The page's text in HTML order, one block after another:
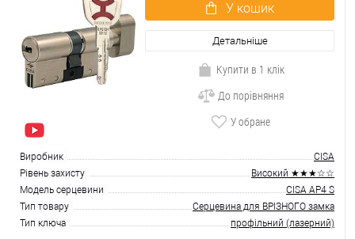
У кошик
Детальніше
Купити в 1 клік
До порівняння
У обране
Виробник
CISA
Рівень захисту
Високий ★★★☆☆
Модель серцевини
CISA AP4 S
Тип товару
Серцевина для ВРІЗНОГО замка
Тип ключа
профільний (лазерний)